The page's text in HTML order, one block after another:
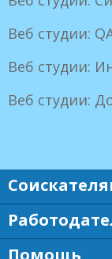
Веб студии:
Веб студии:
Веб студии: